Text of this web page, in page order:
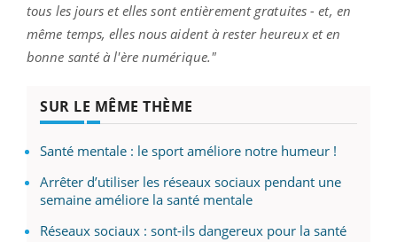
tous les jours et elles sont entièrement gratuites - et, en
même temps, elles nous aident à rester heureux et en
bonne santé à l'ère numérique."
SUR LE MÊME THÈME
Santé mentale : le sport améliore notre humeur !
Arrêter d’utiliser les réseaux sociaux pendant une
semaine améliore la santé mentale
Réseaux sociaux : sont-ils dangereux pour la santé